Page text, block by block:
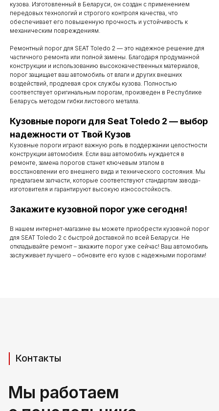
кузова. Изготовленный в Беларуси, он создан с применением
передовых технологий и строгого контроля качества, что
обеспечивает его повышенную прочность и устойчивость к
механическим повреждениям.
Ремонтный порог для SEAT Toledo 2 — это надежное решение для
частичного ремонта или полной замены. Благодаря продуманной
конструкции и использованию высококачественных материалов,
порог защищает ваш автомобиль от влаги и других внешних
воздействий, продлевая срок службы кузова. Полностью
соответствует оригинальным порогам, произведен в Республике
Беларусь методом гибки листового металла.
Кузовные пороги для Seat Toledo 2 — выбор
надежности от Твой Кузов
Кузовные пороги играют важную роль в поддержании целостности
конструкции автомобиля. Если ваш автомобиль нуждается в
ремонте, замена порогов станет ключевым этапом в
восстановлении его внешнего вида и технического состояния. Мы
предлагаем запчасти, которые соответствуют стандартам завода-
изготовителя и гарантируют высокую износостойкость.
Закажите кузовной порог уже сегодня!
В нашем интернет-магазине вы можете приобрести кузовной порог
для SEAT Toledo 2 с быстрой доставкой по всей Беларуси. Не
откладывайте ремонт – закажите порог уже сейчас! Ваш автомобиль
заслуживает лучшего – обновите его кузов с надежными порогами!
+37529 231 88 27
+37529 201 36 27
Адрес производства (самовывоз)
г. Береза, ул Свердлова 165ж
Мы работаем
с понедельника
по субботу с 9.00
до 20.00